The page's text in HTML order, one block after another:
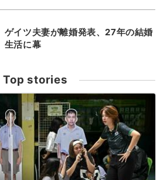
ゲイツ夫妻が離婚発表、27年の結婚
生活に幕
Top stories